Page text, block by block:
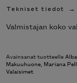
Tekniset tiedot
Valmistajan koko
Avainsanat tuotteelleAlba
Makuuhuone, Mariana
Valaisimet